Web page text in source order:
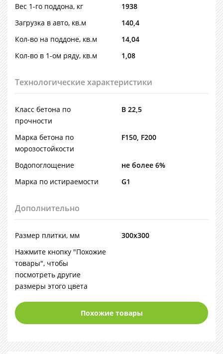
Вес 1-го поддона, кг
1938
Загрузка в авто, кв.м
140,4
Кол-во на поддоне, кв.м
14,04
Кол-во в 1-ом ряду, кв.м
1,08
Технологические характеристики
Класс бетона по
прочности
В 22,5
Марка бетона по
морозостойкости
F150, F200
Водопоглощение
не более 6%
Марка по истираемости
G1
Дополнительно
Размер плитки, мм
300х300
Нажмите кнопку "Похожие
товары", чтобы
посмотреть другие
размеры этого цвета
Похожие товары